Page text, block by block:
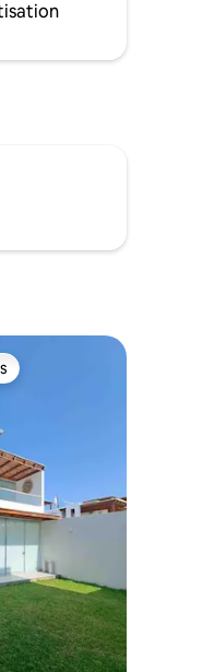
de Calango